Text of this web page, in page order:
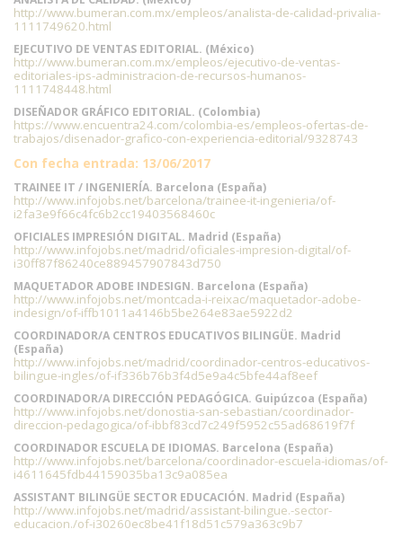
http://www.bumeran.com.mx/empleos/analista-de-calidad-privalia-
1111749620.html
EJECUTIVO DE VENTAS EDITORIAL. (México)
http://www.bumeran.com.mx/empleos/ejecutivo-de-ventas-
editoriales-ips-administracion-de-recursos-humanos-
1111748448.html
DISEÑADOR GRÁFICO EDITORIAL. (Colombia)
https://www.encuentra24.com/colombia-es/empleos-ofertas-de-
trabajos/disenador-grafico-con-experiencia-editorial/9328743
Con fecha entrada: 13/06/2017
TRAINEE IT / INGENIERÍA. Barcelona (España)
http://www.infojobs.net/barcelona/trainee-it-ingenieria/of-
i2fa3e9f66c4fc6b2cc19403568460c
OFICIALES IMPRESIÓN DIGITAL. Madrid (España)
http://www.infojobs.net/madrid/oficiales-impresion-digital/of-
i30ff87f86240ce889457907843d750
MAQUETADOR ADOBE INDESIGN. Barcelona (España)
http://www.infojobs.net/montcada-i-reixac/maquetador-adobe-
indesign/of-iffb1011a4146b5be264e83ae5922d2
COORDINADOR/A CENTROS EDUCATIVOS BILINGÜE. Madrid
(España)
http://www.infojobs.net/madrid/coordinador-centros-educativos-
bilingue-ingles/of-if336b76b3f4d5e9a4c5bfe44af8eef
COORDINADOR/A DIRECCIÓN PEDAGÓGICA. Guipúzcoa (España)
http://www.infojobs.net/donostia-san-sebastian/coordinador-
direccion-pedagogica/of-ibbf83cd7c249f5952c55ad68619f7f
COORDINADOR ESCUELA DE IDIOMAS. Barcelona (España)
http://www.infojobs.net/barcelona/coordinador-escuela-idiomas/of-
i4611645fdb44159035ba13c9a085ea
ASSISTANT BILINGÜE SECTOR EDUCACIÓN. Madrid (España)
http://www.infojobs.net/madrid/assistant-bilingue.-sector-
educacion./of-i30260ec8be41f18d51c579a363c9b7